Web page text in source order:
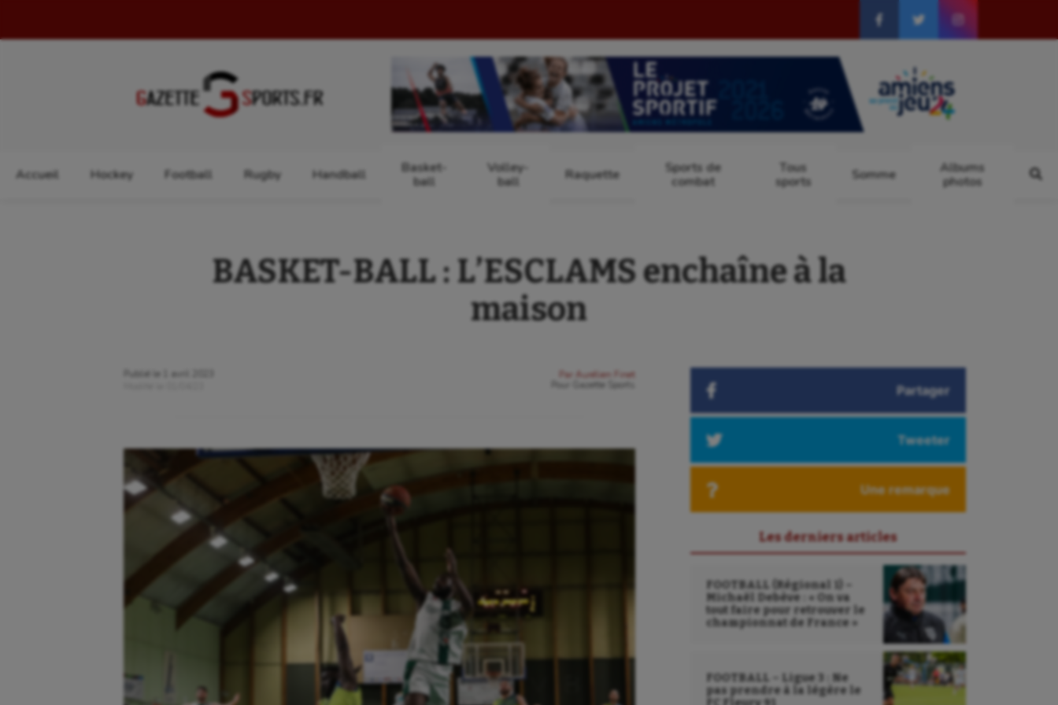
Accueil Hockey Football Rugby Handball
Basket-
ball
Volley-
ball
Raquette
Sports de
combat
Tous
sports
Somme
Albums
photos
BASKET-BALL : L’ESCLAMS enchaîne à la
maison
Publié le
1 avril 2023
Par
Aurélien Finet
Gazette Sports Partager
Tweeter
Une remarque
Les derniers articles
FOOTBALL (Régional 1) –
Michaël Debève : « On va
tout faire pour retrouver le
championnat de France »
FOOTBALL – Ligue 3 : Ne
pas prendre à la légère le